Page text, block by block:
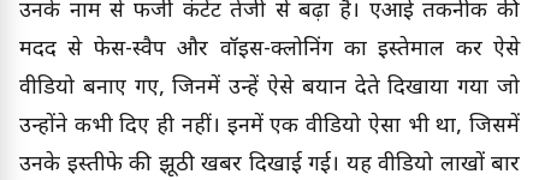
उनके नाम से फर्जी कंटेंट तेजी से बढ़ा है। एआई तकनीक की
मदद से फेस-स्वैप और वॉइस-क्लोनिंग का इस्तेमाल कर ऐसे
वीडियो बनाए गए, जिनमें उन्हें ऐसे बयान देते दिखाया गया जो
उन्होंने कभी दिए ही नहीं। इनमें एक वीडियो ऐसा भी था, जिसमें
उनके इस्तीफे की झूठी खबर दिखाई गई। यह वीडियो लाखों बार